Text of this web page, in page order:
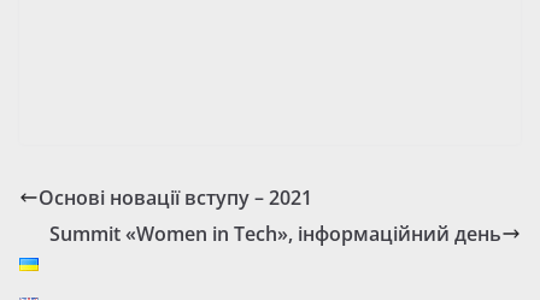
Основі новації вступу – 2021
Summit «Women in Tech», інформаційний день